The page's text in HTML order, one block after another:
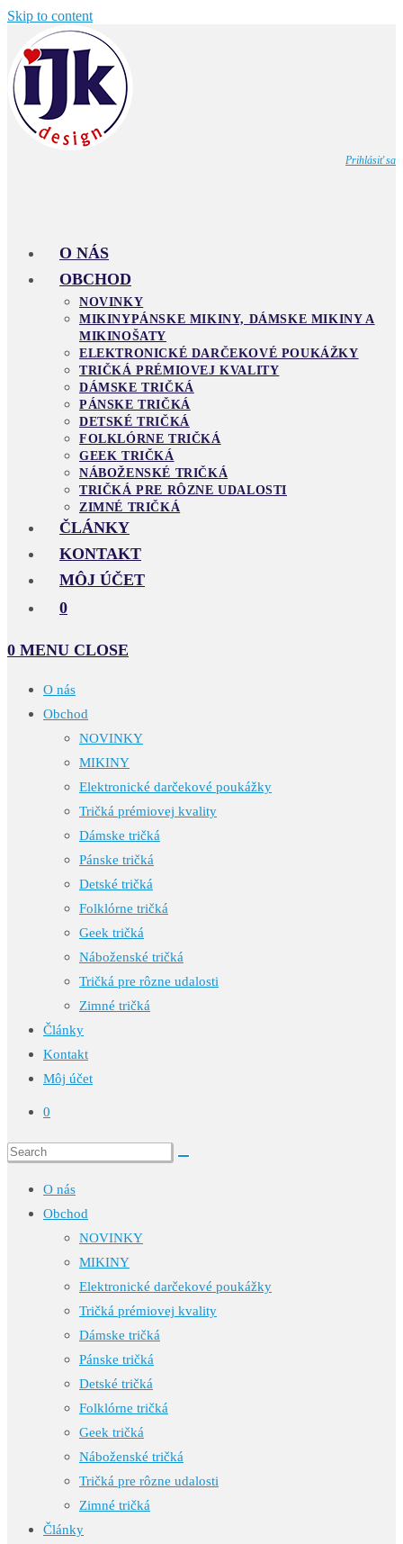
Skip to content
Prihlásiť sa
O NÁS
OBCHOD
NOVINKY
MIKINYPÁNSKE MIKINY, DÁMSKE MIKINY A
MIKINOŠATY
ELEKTRONICKÉ DARČEKOVÉ POUKÁŽKY
TRIČKÁ PRÉMIOVEJ KVALITY
DÁMSKE TRIČKÁ
PÁNSKE TRIČKÁ
DETSKÉ TRIČKÁ
FOLKLÓRNE TRIČKÁ
GEEK TRIČKÁ
NÁBOŽENSKÉ TRIČKÁ
TRIČKÁ PRE RÔZNE UDALOSTI
ZIMNÉ TRIČKÁ
ČLÁNKY
KONTAKT
MÔJ ÚČET
0
0 MENU CLOSE
O nás
Obchod
NOVINKY
MIKINY
Elektronické darčekové poukážky
Tričká prémiovej kvality
Dámske tričká
Pánske tričká
Detské tričká
Folklórne tričká
Geek tričká
Náboženské tričká
Tričká pre rôzne udalosti
Zimné tričká
Články
Kontakt
Môj účet
0
O nás
Obchod
NOVINKY
MIKINY
Elektronické darčekové poukážky
Tričká prémiovej kvality
Dámske tričká
Pánske tričká
Detské tričká
Folklórne tričká
Geek tričká
Náboženské tričká
Tričká pre rôzne udalosti
Zimné tričká
Články